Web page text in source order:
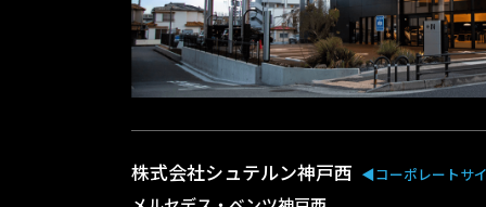
株式会社シュテルン神戸西 ◀︎コーポレートサ